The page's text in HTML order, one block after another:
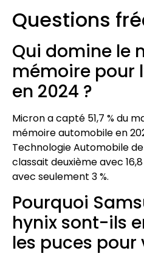
Questions
Qui domine le
mémoire pour
en 2024 ?
Micron a capté 51,7 % du
mémoire automobile en
Technologie Automobile
classait deuxième avec
avec seulement 3 %.
Pourquoi
hynix sont-ils
les puces pour